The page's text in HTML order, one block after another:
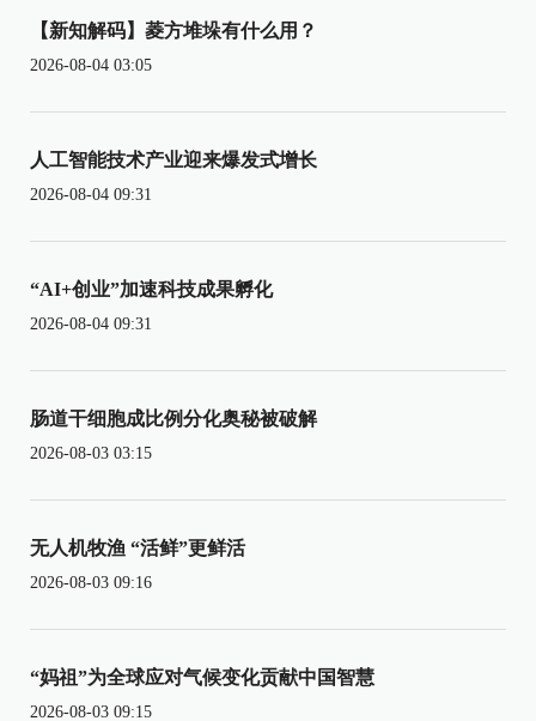
【新知解码】菱方堆垛有什么用？
2026-08-04 03:05
人工智能技术产业迎来爆发式增长
2026-08-04 09:31
“AI+创业”加速科技成果孵化
2026-08-04 09:31
肠道干细胞成比例分化奥秘被破解
2026-08-03 03:15
无人机牧渔 “活鲜”更鲜活
2026-08-03 09:16
“妈祖”为全球应对气候变化贡献中国智慧
2026-08-03 09:15